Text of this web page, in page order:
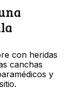
con heridas
canchas
y